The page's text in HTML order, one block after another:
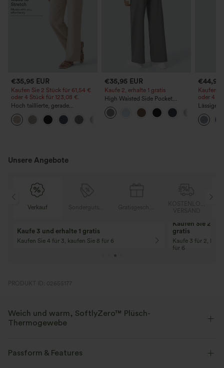
€35,95 EUR
Kaufen Sie 2 Stück für 61,54 €
oder 4 Stück für 123,08 €.
Hoch taillierte, gerade
geschnittene, legere Leinen-
Optik-Hose mit Taschen
€35,95 EUR
Kaufe 2, erhalte 1 gratis
High Waisted Side Pocket
Straight Leg Work Pants
€44,95
Kaufen
oder 4
Lässige
Taschen
Unsere Angebote
Verkauf
Kaufe 3 und erhalte 1 gratis
Kaufen Sie 4 für 3, kaufen Sie 8 für 6
Kaufen Sie 2
gratis
Kaufe 3 für 2,
für 6
PRODUKT ID: 02655177
Weich und warm, SoftlyZero™ Plüsch-
Thermogewebe
und Atmungsaktivität für ganztägigen Tragekomfort.
Passform & Features